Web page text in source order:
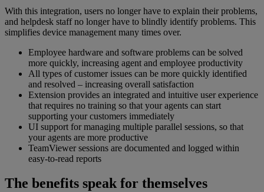
With this integration, users no longer have to explain their problems,
and helpdesk staff no longer have to blindly identify problems. This
simplifies device management many times over.
Employee hardware and software problems can be solved
more quickly, increasing agent and employee productivity
All types of customer issues can be more quickly identified
and resolved – increasing overall satisfaction
Extension provides an integrated and intuitive user experience
that requires no training so that your agents can start
supporting your customers immediately
UI support for managing multiple parallel sessions, so that
your agents are more productive
TeamViewer sessions are documented and logged within
easy-to-read reports
The benefits speak for themselves